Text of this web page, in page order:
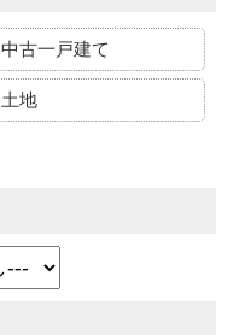
中古一戸建て
土地